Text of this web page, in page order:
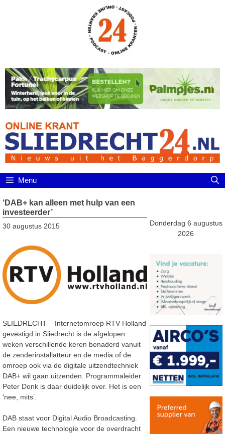
Menu
‘DAB+ kan alleen met hulp van een
investeerder’
30 augustus 2015
SLIEDRECHT – Internetomroep RTV Holland
gevestigd in Sliedrecht is de afgelopen
weken verschillende keren benaderd vanuit
de zenderinstallatteur en de media of de
omroep ook via de digitale uitzendtechniek
DAB+ wil gaan uitzenden. Programmaleider
Peter Donk is daar duidelijk over. Het is een
‘nee, mits’.
DAB staat voor Digital Audio Broadcasting.
Een nieuwe technologie voor de overdracht
Donderdag 6 augustus
2026